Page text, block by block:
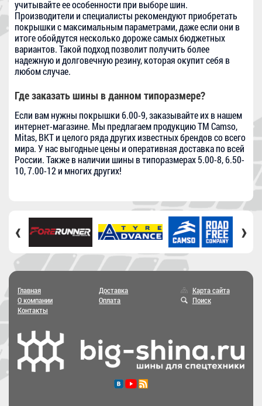
учитывайте ее особенности при выборе шин.
Производители и специалисты рекомендуют приобретать
покрышки с максимальным параметрами, даже если они в
итоге обойдутся несколько дороже самых бюджетных
вариантов. Такой подход позволит получить более
надежную и долговечную резину, которая окупит себя в
любом случае.
Где заказать шины в данном типоразмере?
Если вам нужны покрышки 6.00-9, заказывайте их в нашем
интернет-магазине. Мы предлагаем продукцию ТМ Camso,
Mitas, BKT и целого ряда других известных брендов со всего
мира. У нас выгодные цены и оперативная доставка по всей
России. Также в наличии шины в типоразмерах 5.00-8, 6.50-
10, 7.00-12 и многих других!
‹ ›
Главная
О компании
Контакты
Доставка
Оплата
Карта сайта
Поиск